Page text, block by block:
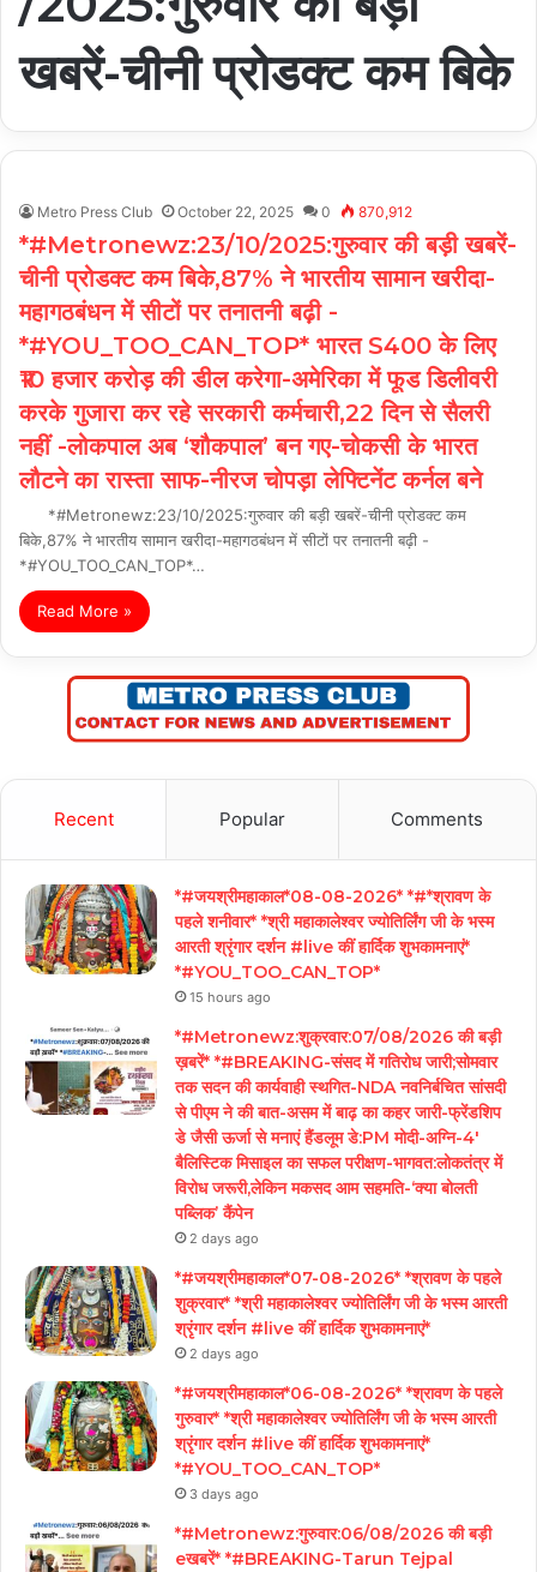
खबरें-चीनी प्रोडक्ट कम बिके
Metro Press Club October 22, 2025 0 870,912
*#Metronewz:23/10/2025:गुरुवार की बड़ी खबरें-
चीनी प्रोडक्ट कम बिके,87% ने भारतीय सामान खरीदा-
महागठबंधन में सीटों पर तनातनी बढ़ी -
*#YOU_TOO_CAN_TOP* भारत S400 के लिए
₹10 हजार करोड़ की डील करेगा-अमेरिका में फूड डिलीवरी
करके गुजारा कर रहे सरकारी कर्मचारी,22 दिन से सैलरी
नहीं -लोकपाल अब ‘शौकपाल’ बन गए-चोकसी के भारत
लौटने का रास्ता साफ-नीरज चोपड़ा लेफ्टिनेंट कर्नल बने
*#Metronewz:23/10/2025:गुरुवार की बड़ी खबरें-चीनी प्रोडक्ट कम
बिके,87% ने भारतीय सामान खरीदा-महागठबंधन में सीटों पर तनातनी बढ़ी -
*#YOU_TOO_CAN_TOP*…
Read More »
Recent Popular Comments
*#जयश्रीमहाकाल*08-08-2026* *#*श्रावण के
पहले शनीवार* *श्री महाकालेश्वर ज्योतिर्लिंग जी के भस्म
आरती श्रृंगार दर्शन #live कीं हार्दिक शुभकामनाएं*
*#YOU_TOO_CAN_TOP*
15 hours ago
*#Metronewz:शुक्रवार:07/08/2026 की बड़ी
ख़बरें* *#BREAKING-संसद में गतिरोध जारी;सोमवार
तक सदन की कार्यवाही स्थगित-NDA नवनिर्बचित सांसदी
से पीएम ने की बात-असम में बाढ़ का कहर जारी-फ्रेंडशिप
डे जैसी ऊर्जा से मनाएं हैंडलूम डे:PM मोदी-अग्नि-4′
बैलिस्टिक मिसाइल का सफल परीक्षण-भागवत:लोकतंत्र में
विरोध जरूरी,लेकिन मकसद आम सहमति-‘क्या बोलती
पब्लिक’ कैंपेन
2 days ago
*#जयश्रीमहाकाल*07-08-2026* *श्रावण के पहले
शुक्रवार* *श्री महाकालेश्वर ज्योतिर्लिंग जी के भस्म आरती
श्रृंगार दर्शन #live कीं हार्दिक शुभकामनाएं*
2 days ago
*#जयश्रीमहाकाल*06-08-2026* *श्रावण के पहले
गुरुवार* *श्री महाकालेश्वर ज्योतिर्लिंग जी के भस्म आरती
श्रृंगार दर्शन #live कीं हार्दिक शुभकामनाएं*
*#YOU_TOO_CAN_TOP*
3 days ago
*#Metronewz:गुरुवार:06/08/2026 की बड़ी
eखबरें* *#BREAKING-Tarun Tejpal